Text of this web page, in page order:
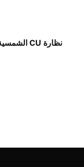
نظارة CU الشمسية.. أناقة كلاسيكية برؤية مستقبلية.